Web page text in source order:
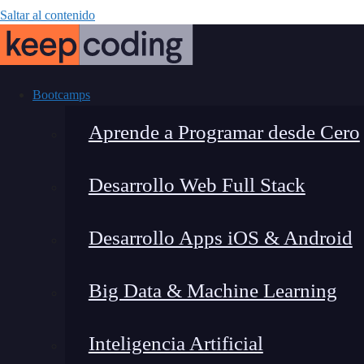
Saltar al contenido
Bootcamps
Aprende a Programar desde Cero
Desarrollo Web Full Stack
Desarrollo Apps iOS & Android
Big Data & Machine Learning
Inteligencia Artificial
Plataformas
práctica